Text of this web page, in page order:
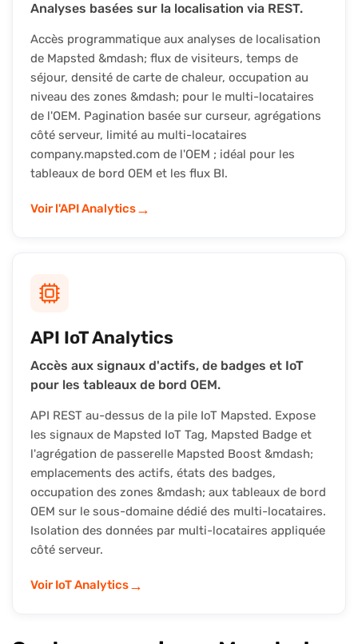
Analyses basées sur la localisation via REST.
Accès programmatique aux analyses de localisation
de Mapsted &mdash; flux de visiteurs, temps de
séjour, densité de carte de chaleur, occupation au
niveau des zones &mdash; pour le multi-locataires
de l'OEM. Pagination basée sur curseur, agrégations
côté serveur, limité au multi-locataires
company.mapsted.com de l'OEM ; idéal pour les
tableaux de bord OEM et les flux BI.
Voir l'API Analytics→
API IoT Analytics
Accès aux signaux d'actifs, de badges et IoT
pour les tableaux de bord OEM.
API REST au-dessus de la pile IoT Mapsted. Expose
les signaux de Mapsted IoT Tag, Mapsted Badge et
l'agrégation de passerelle Mapsted Boost &mdash;
emplacements des actifs, états des badges,
occupation des zones &mdash; aux tableaux de bord
OEM sur le sous-domaine dédié des multi-locataires.
Isolation des données par multi-locataires appliquée
côté serveur.
Voir IoT Analytics→